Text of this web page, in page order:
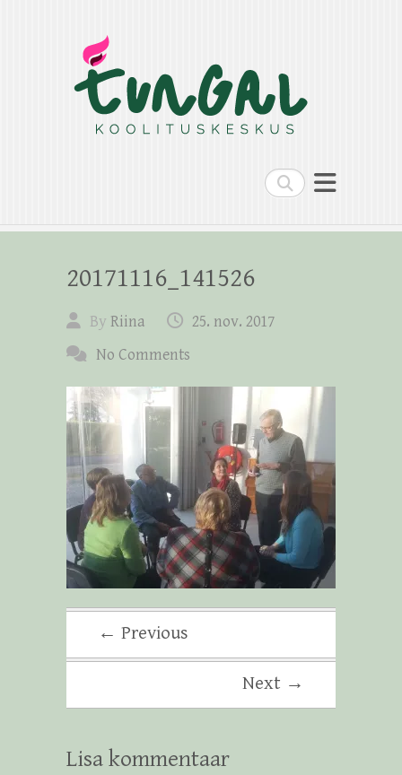
Search
20171116_141526
By Riina
25. nov. 2017
No Comments
← Previous
Next →
Lisa kommentaar